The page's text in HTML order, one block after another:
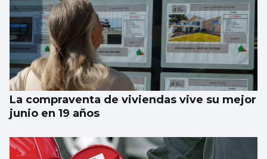
La compraventa de viviendas vive su mejor
junio en 19 años